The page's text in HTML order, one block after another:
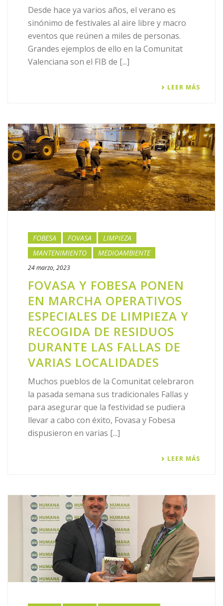
Desde hace ya varios años, el verano es
sinónimo de festivales al aire libre y macro
eventos que reúnen a miles de personas.
Grandes ejemplos de ello en la Comunitat
Valenciana son el FIB de [...]
LEER MÁS
FOBESA FOVASA
LIMPIEZA
MANTENIMIENTO
MEDIOAMBIENTE
24 marzo, 2023
FOVASA Y FOBESA PONEN
EN MARCHA OPERATIVOS
ESPECIALES DE LIMPIEZA Y
RECOGIDA DE RESIDUOS
DURANTE LAS FALLAS DE
VARIAS LOCALIDADES
Muchos pueblos de la Comunitat celebraron
la pasada semana sus tradicionales Fallas y
para asegurar que la festividad se pudiera
llevar a cabo con éxito, Fovasa y Fobesa
dispusieron en varias [...]
LEER MÁS